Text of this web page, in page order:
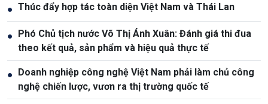
● Thúc đẩy hợp tác toàn diện Việt Nam và Thái Lan
● Phó Chủ tịch nước Võ Thị Ánh Xuân: Đánh giá thi đua
theo kết quả, sản phẩm và hiệu quả thực tế
● Doanh nghiệp công nghệ Việt Nam phải làm chủ công
nghệ chiến lược, vươn ra thị trường quốc tế